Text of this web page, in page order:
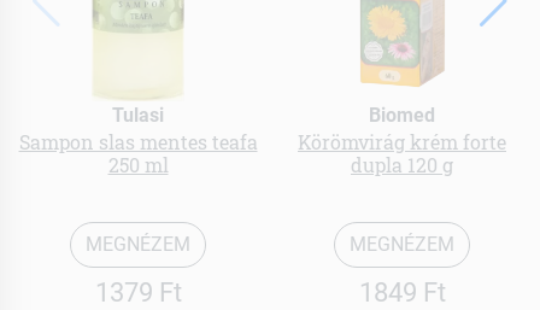
Tulasi
Sampon slas mentes teafa
250 ml
MEGNÉZEM
1379 Ft
Biomed
Körömvirág krém forte
dupla 120 g
MEGNÉZEM
1849 Ft